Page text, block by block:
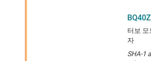
터보
자
SHA-1